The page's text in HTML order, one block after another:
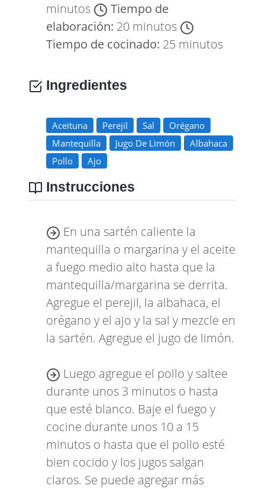
minutos
Tiempo de
elaboración: 20 minutos
Tiempo de cocinado: 25 minutos
Ingredientes
Aceituna Perejil Sal
Orégano
Mantequilla
Jugo De Limón
Albahaca
Pollo
Ajo
Instrucciones
En una sartén caliente la
mantequilla o margarina y el aceite
a fuego medio alto hasta que la
mantequilla/margarina se derrita.
Agregue el perejil, la albahaca, el
orégano y el ajo y la sal y mezcle en
la sartén. Agregue el jugo de limón.
Luego agregue el pollo y saltee
durante unos 3 minutos o hasta
que esté blanco. Baje el fuego y
cocine durante unos 10 a 15
minutos o hasta que el pollo esté
bien cocido y los jugos salgan
claros. Se puede agregar más